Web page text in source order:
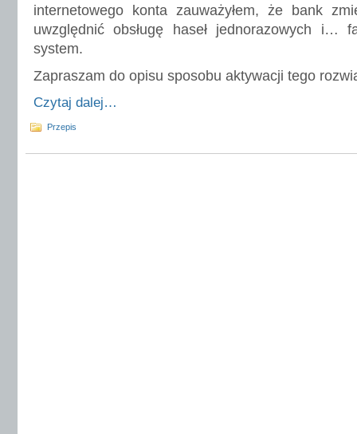
internetowego konta zauważyłem, że bank
uwzględnić obsługę haseł jednorazowych i…
system.
Zapraszam do opisu sposobu aktywacji tego
Czytaj dalej…
Przepis